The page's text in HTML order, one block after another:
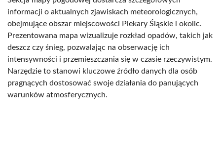
informacji o aktualnych zjawiskach meteorologicznych,
obejmujące obszar miejscowości Piekary Śląskie i okolic.
Prezentowana mapa wizualizuje rozkład opadów, takich jak
deszcz czy śnieg, pozwalając na obserwację ich
intensywności i przemieszczania się w czasie rzeczywistym.
Narzędzie to stanowi kluczowe źródło danych dla osób
pragnących dostosować swoje działania do panujących
warunków atmosferycznych.